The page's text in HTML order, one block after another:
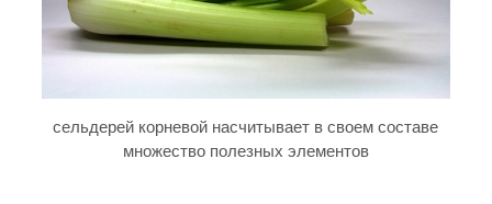
сельдерей корневой насчитывает в своем составе
множество полезных элементов